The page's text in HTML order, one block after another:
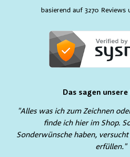
basierend auf 3270 Reviews
Das sagen unsere
"Alles was ich zum Zeichnen
finde ich hier im Shop.
Sonderwünsche haben, versucht
erfüllen."